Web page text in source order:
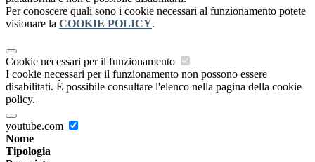
Per conoscere quali sono i cookie necessari al funzionamento potete
visionare la COOKIE POLICY.
Cookie necessari per il funzionamento
I cookie necessari per il funzionamento non possono essere
disabilitati. È possibile consultare l'elenco nella pagina della cookie
policy.
youtube.com
Nome
Tipologia